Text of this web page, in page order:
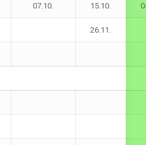
07.10. 15.10.
26.11.